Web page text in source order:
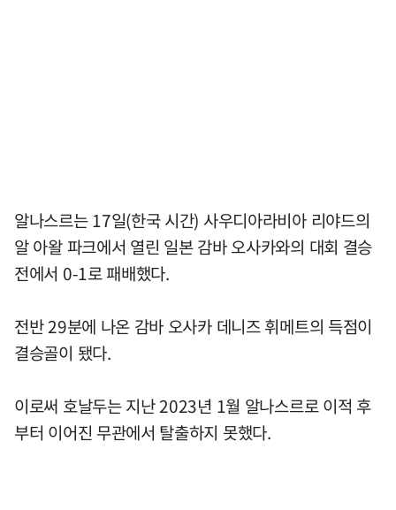
알나스르는 17일(한국 시간) 사우디아라비아 리야드의
알 아왈 파크에서 열린 일본 감바 오사카와의 대회 결승
전에서 0-1로 패배했다.
전반 29분에 나온 감바 오사카 데니즈 휘메트의 득점이
결승골이 됐다.
이로써 호날두는 지난 2023년 1월 알나스르로 이적 후
부터 이어진 무관에서 탈출하지 못했다.